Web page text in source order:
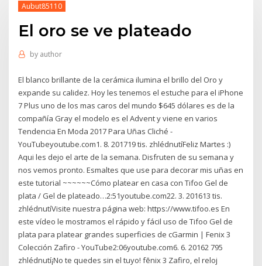
Aubut85110
El oro se ve plateado
by author
El blanco brillante de la cerámica ilumina el brillo del Oro y
expande su calidez. Hoy les tenemos el estuche para el iPhone
7 Plus uno de los mas caros del mundo $645 dólares es de la
compañía Gray el modelo es el Advent y viene en varios
Tendencia En Moda 2017 Para Uñas Cliché -
YouTubeyoutube.com1. 8. 201719 tis. zhlédnutíFeliz Martes :)
Aqui les dejo el arte de la semana. Disfruten de su semana y
nos vemos pronto. Esmaltes que use para decorar mis uñas en
este tutorial ~~~~~~Cómo platear en casa con Tifoo Gel de
plata / Gel de plateado…2:51youtube.com22. 3. 201613 tis.
zhlédnutíVisite nuestra página web: https://www.tifoo.es En
este vídeo le mostramos el rápido y fácil uso de Tifoo Gel de
plata para platear grandes superficies de cGarmin | Fenix 3
Colección Zafiro - YouTube2:06youtube.com6. 6. 20162 795
zhlédnutí¡No te quedes sin el tuyo! fēnix 3 Zafiro, el reloj